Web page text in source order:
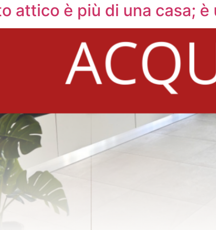
attico è più di una casa; è